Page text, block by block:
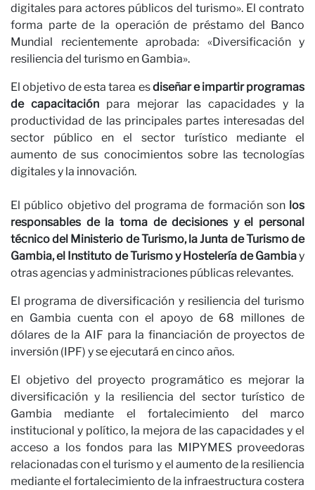
digitales para actores públicos del turismo». El contrato
forma parte de la operación de préstamo del Banco
Mundial recientemente aprobada: «Diversificación y
resiliencia del turismo en Gambia».
El objetivo de esta tarea esdiseñar e impartir programas
de capacitación para mejorar las capacidades y la
productividad de las principales partes interesadas del
sector público en el sector turístico mediante el
aumento de sus conocimientos sobre las tecnologías
digitales y la innovación.
El público objetivo del programa de formación son los
responsables de la toma de decisiones y el personal
técnico del Ministerio de Turismo, la Junta de Turismo de
Gambia, el Instituto de Turismo y Hostelería de Gambiay
otras agencias y administraciones públicas relevantes.
El programa de diversificación y resiliencia del turismo
en Gambia cuenta con el apoyo de 68 millones de
dólares de la AIF para la financiación de proyectos de
inversión (IPF) y se ejecutará en cinco años.
El objetivo del proyecto programático es mejorar la
diversificación y la resiliencia del sector turístico de
Gambia mediante el fortalecimiento del marco
institucional y político, la mejora de las capacidades y el
acceso a los fondos para las MIPYMES proveedoras
relacionadas con el turismo y el aumento de la resiliencia
mediante el fortalecimiento de la infraestructura costera